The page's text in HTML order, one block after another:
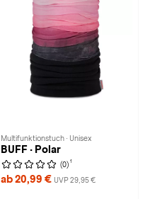
Multifunktionstuch · Unisex
BUFF · Polar
(0) 1
ab 20,99 € UVP 29,95 €